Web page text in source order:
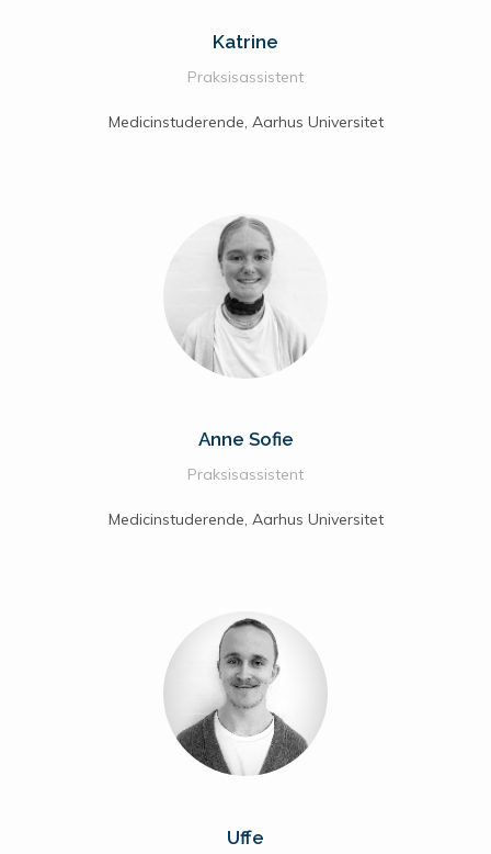
Katrine
Praksisassistent
Medicinstuderende, Aarhus Universitet
Anne Sofie
Praksisassistent
Medicinstuderende, Aarhus Universitet
Uffe